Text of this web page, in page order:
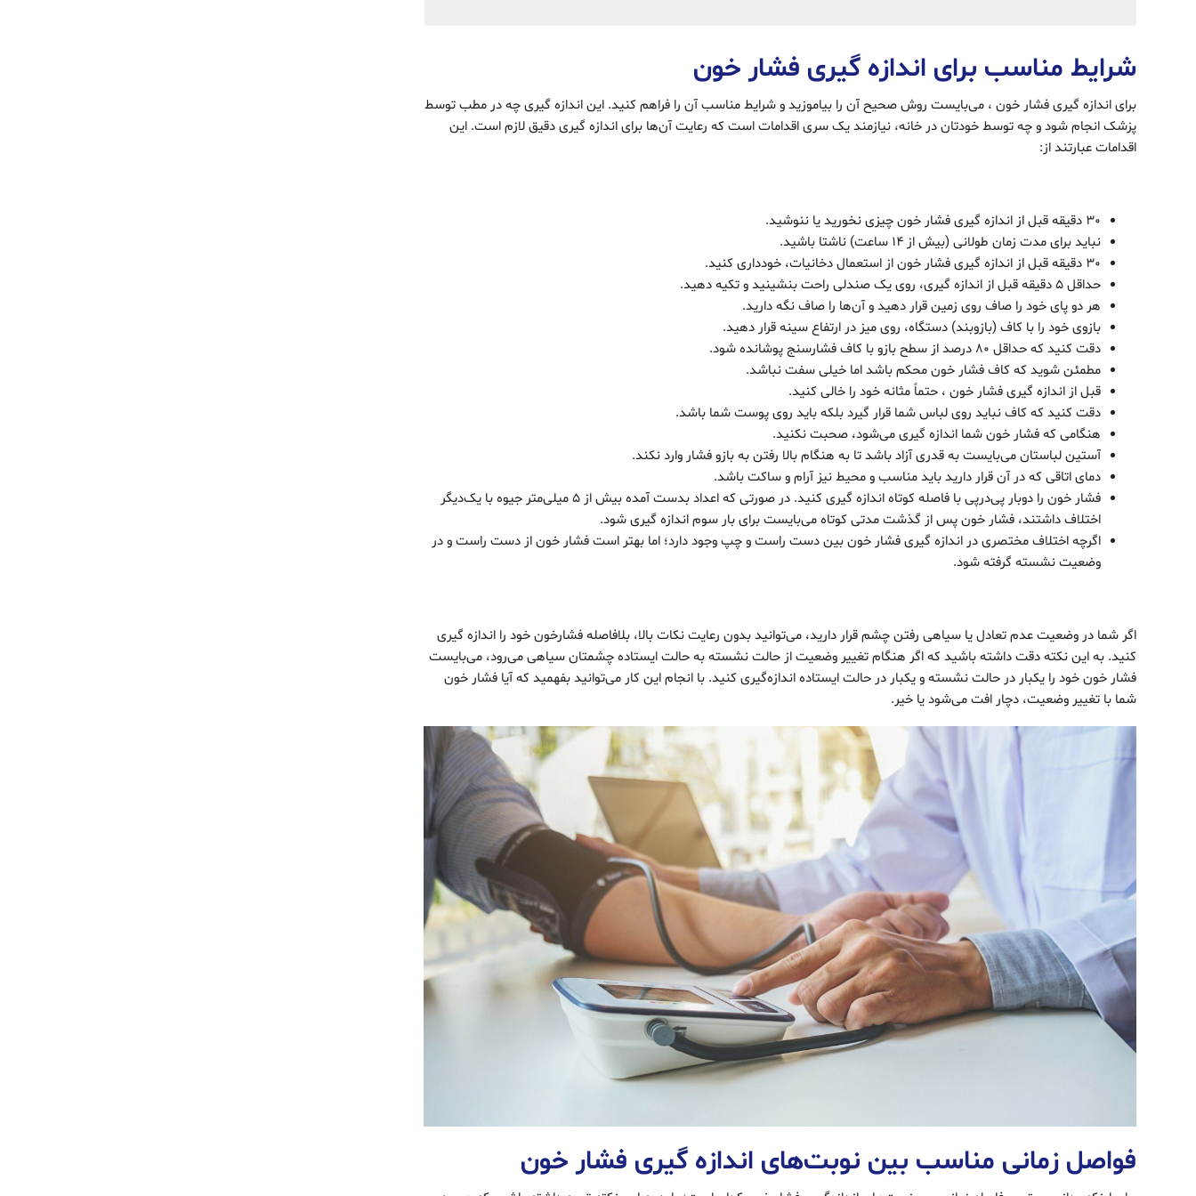
شرایط مناسب برای اندازه ‌گیری فشار خون
برای اندازه‌ گیری فشار خون ، می‌بایست روش صحیح آن را بیاموزید و شرایط مناسب آن را فراهم کنید. این اندازه ‌گیری چه در مطب توسط
پزشک انجام شود و چه توسط خودتان در خانه، نیازمند یک سری اقدامات است که رعایت آن‌ها برای اندازه ‌گیری دقیق لازم است. این
اقدامات عبارتند از:
30 دقیقه قبل از اندازه ‌گیری فشار خون چیزی نخورید یا ننوشید.
نباید برای مدت زمان طولانی (بیش از 14 ساعت) ناشتا باشید.
30 دقیقه قبل از اندازه ‌گیری فشار خون از استعمال دخانیات، خودداری کنید.
حداقل 5 دقیقه قبل از اندازه ‌گیری، روی یک صندلی راحت بنشینید و تکیه دهید.
هر دو پای خود را صاف روی زمین قرار دهید و آن‌ها را صاف نگه دارید.
بازوی خود را با کاف (بازوبند) دستگاه، روی میز در ارتفاع سینه قرار دهید.
دقت کنید که حداقل 80 درصد از سطح بازو با کاف فشارسنج پوشانده شود.
مطمئن شوید که کاف فشار خون محکم باشد اما خیلی سفت نباشد.
قبل از اندازه ‌گیری فشار خون ، حتماً مثانه خود را خالی کنید.
دقت کنید که کاف نباید روی لباس شما قرار گیرد بلکه باید روی پوست شما باشد.
هنگامی که فشار خون شما اندازه‌ گیری می‌شود، صحبت نکنید.
آستین لباستان می‌بایست به قدری آزاد باشد تا به هنگام بالا رفتن به بازو فشار وارد نکند.
دمای اتاقی که در آن قرار دارید باید مناسب و محیط نیز آرام و ساکت باشد.
فشار خون را دوبار پی‌درپی با فاصله کوتاه اندازه ‌گیری کنید. در صورتی که اعداد بدست آمده بیش از 5 میلی‌متر جیوه با یک‌دیگر
اختلاف داشتند، فشار خون پس از گذشت مدتی کوتاه می‌بایست برای بار سوم اندازه‌ گیری شود.
اگرچه اختلاف مختصری در اندازه ‌گیری فشار خون بین دست راست و چپ وجود دارد؛ اما بهتر است فشار خون از دست راست و در
وضعیت نشسته گرفته شود.
اگر شما در وضعیت عدم تعادل یا سیاهی رفتن چشم قرار دارید، می‌توانید بدون رعایت نکات بالا، بلافاصله فشارخون خود را اندازه‌ گیری
کنید. به این نکته دقت داشته باشید که اگر هنگام تغییر وضعیت از حالت نشسته به حالت ایستاده چشمتان سیاهی می‌رود، می‌بایست
فشار خون خود را یکبار در حالت نشسته و یکبار در حالت ایستاده اندازه‌گیری کنید. با انجام این کار می‌توانید بفهمید که آیا فشار خون
شما با تغییر وضعیت، دچار افت می‌شود یا خیر.
فواصل زمانی مناسب بین نوبت‌های اندازه ‌گیری فشار خون